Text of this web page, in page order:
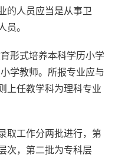
的人员应当是从事卫
员。
形式培养本科学历小学
学教师。所报专业应与
上任教学科为理科专业
取工作分两批进行，第
次，第二批为专科层